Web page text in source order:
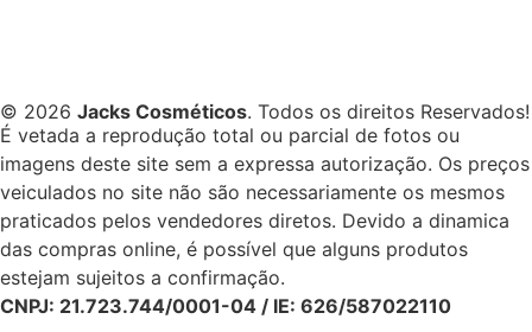
© 2026 Jacks Cosméticos. Todos os direitos Reservados!
É vetada a reprodução total ou parcial de fotos ou
imagens deste site sem a expressa autorização. Os preços
veiculados no site não são necessariamente os mesmos
praticados pelos vendedores diretos. Devido a dinamica
das compras online, é possível que alguns produtos
estejam sujeitos a confirmação.
CNPJ: 21.723.744/0001-04 / IE: 626/587022110